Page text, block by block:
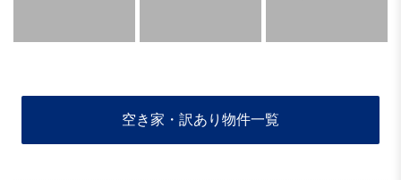
空き家・訳あり物件一覧